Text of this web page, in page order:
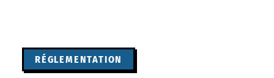
RÉGLEMENTATION